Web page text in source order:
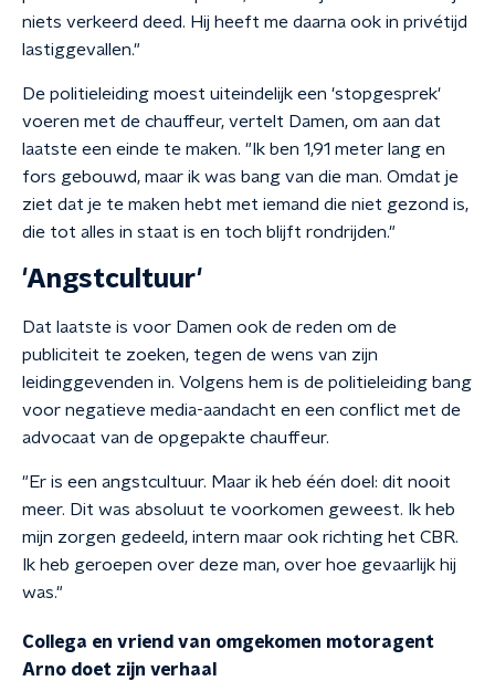
niets verkeerd deed. Hij heeft me daarna ook in privétijd
lastiggevallen."
De politieleiding moest uiteindelijk een 'stopgesprek'
voeren met de chauffeur, vertelt Damen, om aan dat
laatste een einde te maken. "Ik ben 1,91 meter lang en
fors gebouwd, maar ik was bang van die man. Omdat je
ziet dat je te maken hebt met iemand die niet gezond is,
die tot alles in staat is en toch blijft rondrijden."
'Angstcultuur'
Dat laatste is voor Damen ook de reden om de
publiciteit te zoeken, tegen de wens van zijn
leidinggevenden in. Volgens hem is de politieleiding bang
voor negatieve media-aandacht en een conflict met de
advocaat van de opgepakte chauffeur.
"Er is een angstcultuur. Maar ik heb één doel: dit nooit
meer. Dit was absoluut te voorkomen geweest. Ik heb
mijn zorgen gedeeld, intern maar ook richting het CBR.
Ik heb geroepen over deze man, over hoe gevaarlijk hij
was."
Collega en vriend van omgekomen motoragent
Arno doet zijn verhaal